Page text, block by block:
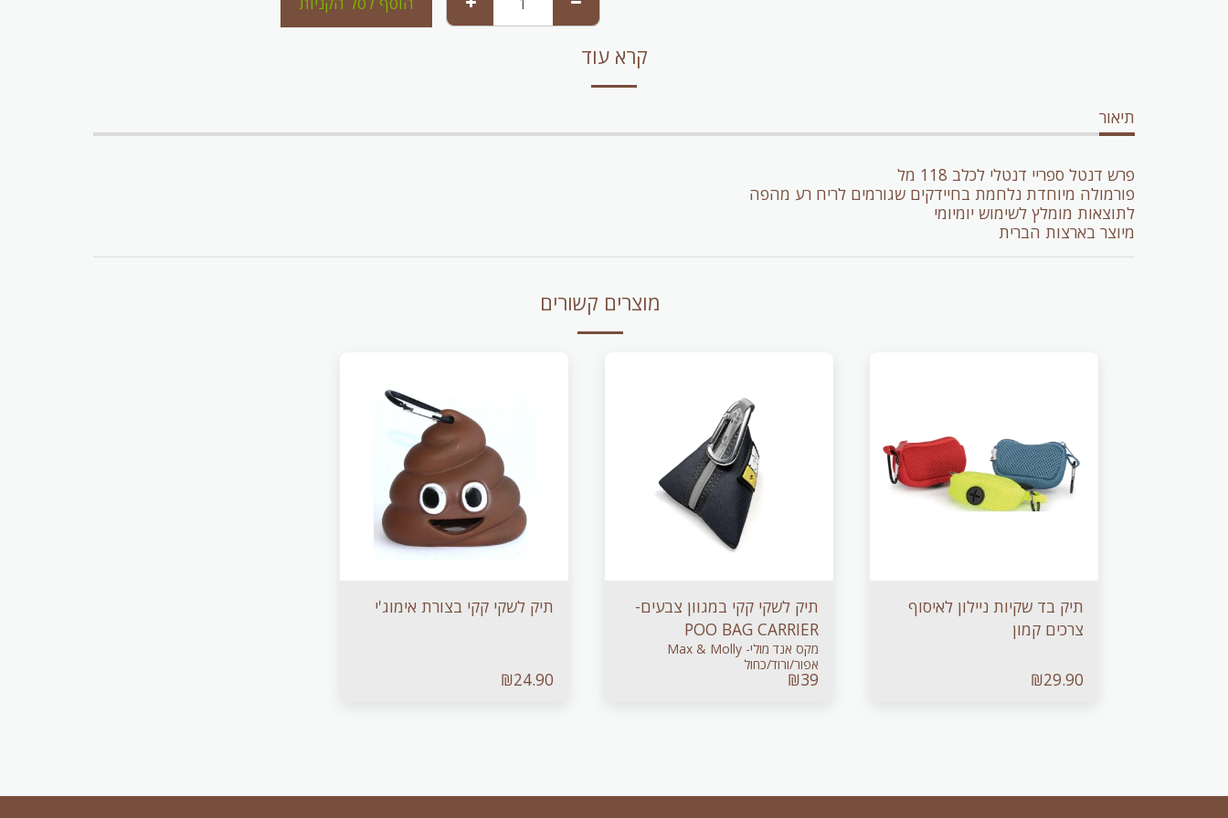
קרא עוד
תיאור
פרש דנטל ספריי דנטלי לכלב 118 מל
פורמולה מיוחדת נלחמת בחיידקים שגורמים לריח רע מהפה
לתוצאות מומלץ לשימוש יומיומי
מיוצר בארצות הברית
מוצרים קשורים
תיק בד שקיות ניילון לאיסוף
צרכים קמון
₪29.90
תיק לשקי קקי במגוון צבעים-
POO BAG CARRIER
מקס אנד מולי- Max & Molly
אפור/ורוד/כחול
₪39
תיק לשקי קקי בצורת אימוג'י
₪24.90